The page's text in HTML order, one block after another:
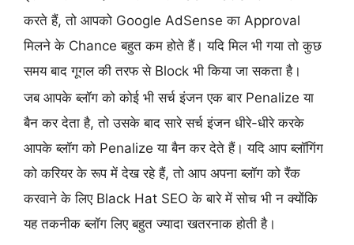
करते हैं, तो आपको Google AdSense का Approval
मिलने के Chance बहुत कम होते हैं। यदि मिल भी गया तो कुछ
समय बाद गूगल की तरफ से Block भी किया जा सकता है।
जब आपके ब्लॉग को कोई भी सर्च इंजन एक बार Penalize या
बैन कर देता है, तो उसके बाद सारे सर्च इंजन धीरे-धीरे करके
आपके ब्लॉग को Penalize या बैन कर देते हैं। यदि आप ब्लॉगिंग
को करियर के रूप में देख रहे हैं, तो आप अपना ब्लॉग को रैंक
करवाने के लिए Black Hat SEO के बारे में सोच भी न क्योंकि
यह तकनीक ब्लॉग लिए बहुत ज्यादा खतरनाक होती है।